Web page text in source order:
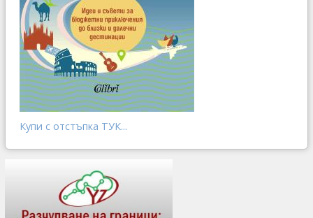
Купи с отстъпка ТУК...